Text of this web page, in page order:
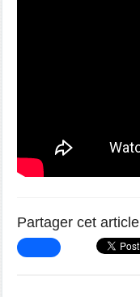
Partager cet article